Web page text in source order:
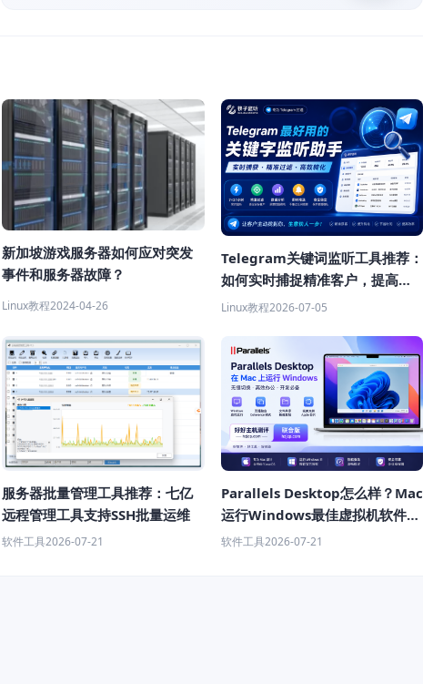
新加坡游戏服务器如何应对突发
事件和服务器故障？
Linux教程2024-04-26
Telegram关键词监听工具推荐：
如何实时捕捉精准客户，提高获
客效率？
Linux教程2026-07-05
服务器批量管理工具推荐：七亿
远程管理工具支持SSH批量运维
软件工具2026-07-21
Parallels Desktop怎么样？Mac
运行Windows最佳虚拟机软件推
荐
软件工具2026-07-21